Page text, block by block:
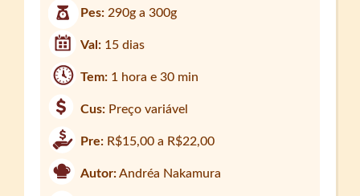
Pes: 290g a 300g
Val: 15 dias
Tem: 1 hora e 30 min
Cus: Preço variável
Pre: R$15,00 a R$22,00
Autor:Andréa Nakamura